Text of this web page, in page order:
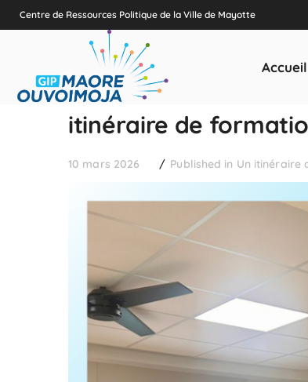
Centre de Ressources Politique de la Ville de Mayotte
Accueil
itinéraire de
10 mars 2026 Published in Un itinéraire